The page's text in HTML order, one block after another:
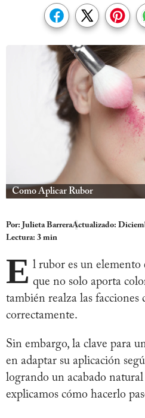
Como Aplicar Rubor
Por: Julieta BarreraActualizado:
Lectura: 3 min
E l rubor es un elemento
que no solo aporta
también realza las facciones
correctamente.
Sin embargo, la clave para
en adaptar su aplicación
logrando un acabado
explicamos cómo hacerlo